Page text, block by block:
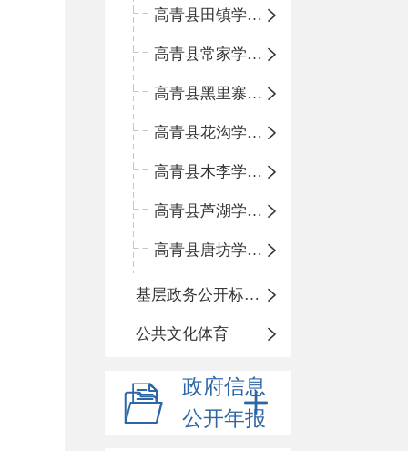
高青县田镇学区中心小学
高青县常家学区中心小学
高青县黑里寨学区中心小学
高青县花沟学区中心小学
高青县木李学区中心小学
高青县芦湖学区中心小学
高青县唐坊学区中心小学
基层政务公开标准化规范化
公共文化体育
政府信息
公开年报